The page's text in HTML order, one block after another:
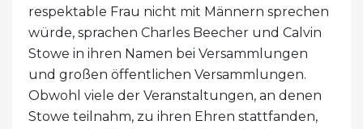
respektable Frau nicht mit Männern sprechen
würde, sprachen Charles Beecher und Calvin
Stowe in ihren Namen bei Versammlungen
und großen öffentlichen Versammlungen.
Obwohl viele der Veranstaltungen, an denen
Stowe teilnahm, zu ihren Ehren stattfanden,